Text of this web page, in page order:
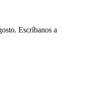
Escríbanos a